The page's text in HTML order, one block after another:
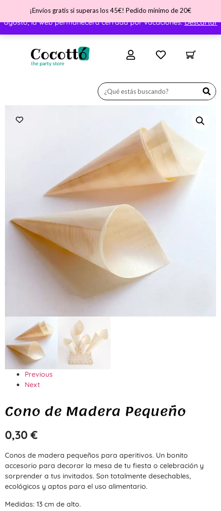
¡Nos vamos de vacaciones! ATENCIÓN - Del día 31 de julio al 11 de
agosto, la web permanecerá cerrada por vacaciones.Descartar
¡Envíos gratis si superas los 45€! Pedido mínimo de 20€
Previous
Next
Cono de Madera Pequeño
0,30 €
Conos de madera pequeños para aperitivos. Un bonito
accesorio para decorar la mesa de tu fiesta o celebración y
sorprender a tus invitados. Son totalmente desechables,
ecológicos y aptos para el uso alimentario.
Medidas: 13 cm de alto.